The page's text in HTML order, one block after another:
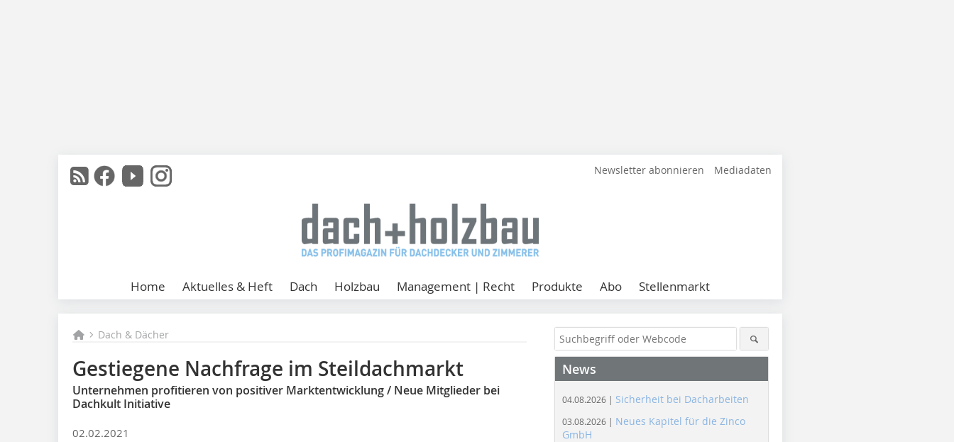
Newsletter abonnieren Mediadaten
Home Aktuelles & Heft Dach Holzbau Management | Recht Produkte Abo Stellenmarkt
Dach & Dächer
Gestiegene Nachfrage im Steildachmarkt
Unternehmen profitieren von positiver Marktentwicklung / Neue Mitglieder bei
Dachkult Initiative
02.02.2021
News
04.08.2026 | Sicherheit bei Dacharbeiten
03.08.2026 | Neues Kapitel für die Zinco
GmbH